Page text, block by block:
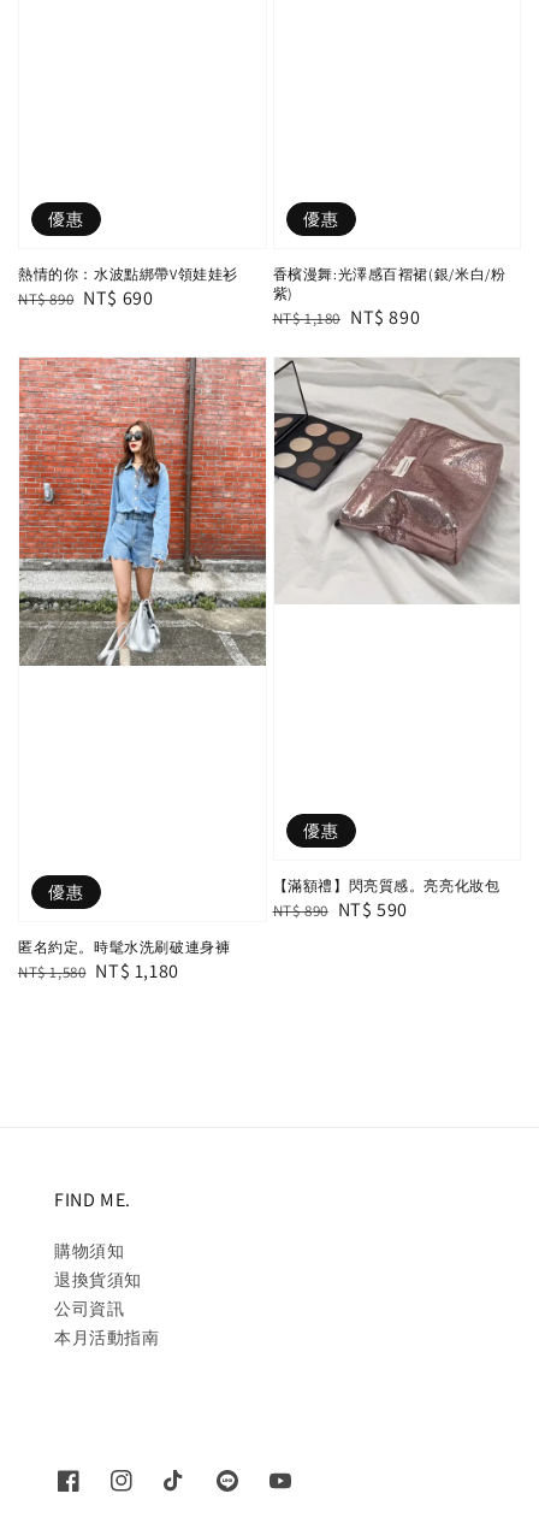
優惠
熱情的你：水波點綁帶V領娃娃衫
Regular
NT$ 890 Sale
NT$ 690
優惠
香檳漫舞:光澤感百褶裙(銀/米白/粉
紫)
Regular
NT$ 1,180 Sale
NT$ 890
優惠
匿名約定。時髦水洗刷破連身褲
Regular
NT$ 1,580 Sale
NT$ 1,180
優惠
【滿額禮】閃亮質感。亮亮化妝包
Regular
NT$ 890 Sale
NT$ 590
FIND ME.
購物須知
退換貨須知
公司資訊
本月活動指南